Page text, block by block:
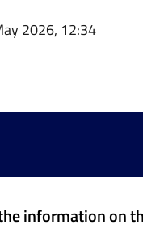
2026, 12:34
information on